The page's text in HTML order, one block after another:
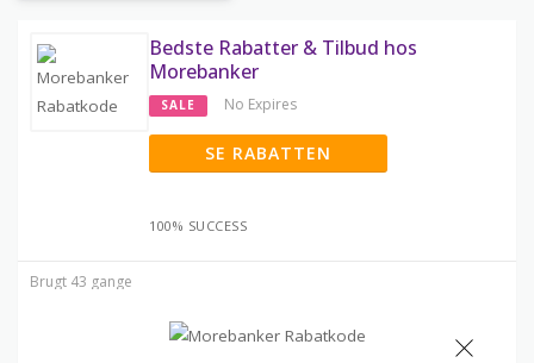
Bedste Rabatter & Tilbud hos
Morebanker
SALE No Expires
SE RABATTEN
100% SUCCESS
Brugt 43 gange